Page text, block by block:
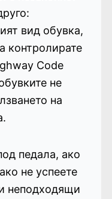
вид обувка,
контролирате
Code
не
на
педала, ако
не успеете
неподходящи